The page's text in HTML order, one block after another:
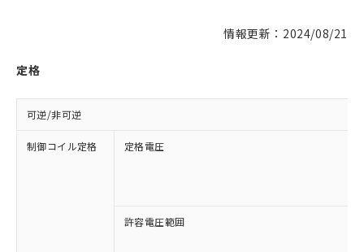
情報更新：2024/08/21
定格
可逆/非可逆
制御コイル定格 定格電圧
許容電圧範囲